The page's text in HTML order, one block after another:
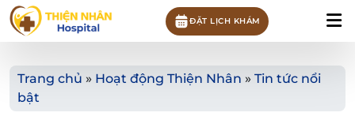
ĐẶT LỊCH KHÁM
Trang chủ » Hoạt động Thiện Nhân » Tin tức nổi
bật